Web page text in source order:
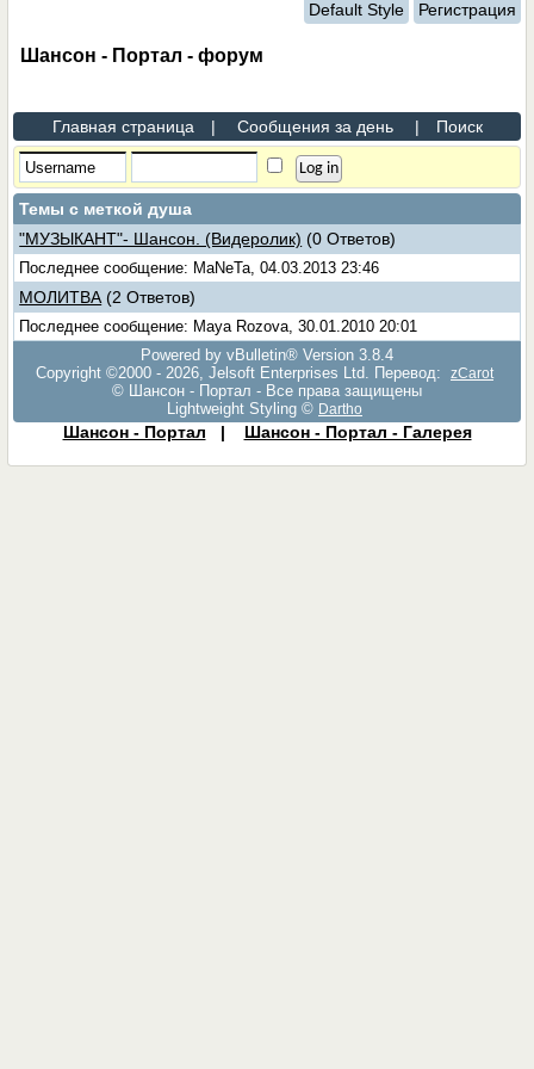
Default Style Регистрация
Шансон - Портал - форум
Главная страница | Сообщения за день | Поиск
Темы с меткойдуша
"МУЗЫКАНТ"- Шансон. (Видеролик) (0 Ответов)
Последнее сообщение: MaNeTa, 04.03.2013 23:46
МОЛИТВА (2 Ответов)
Последнее сообщение: Maya Rozova, 30.01.2010 20:01
Powered by vBulletin® Version 3.8.4
Copyright ©2000 - 2026, Jelsoft Enterprises Ltd. Перевод:
zCarot
© Шансон - Портал - Все права защищены
Lightweight Styling © Dartho
Шансон - Портал | Шансон - Портал - Галерея